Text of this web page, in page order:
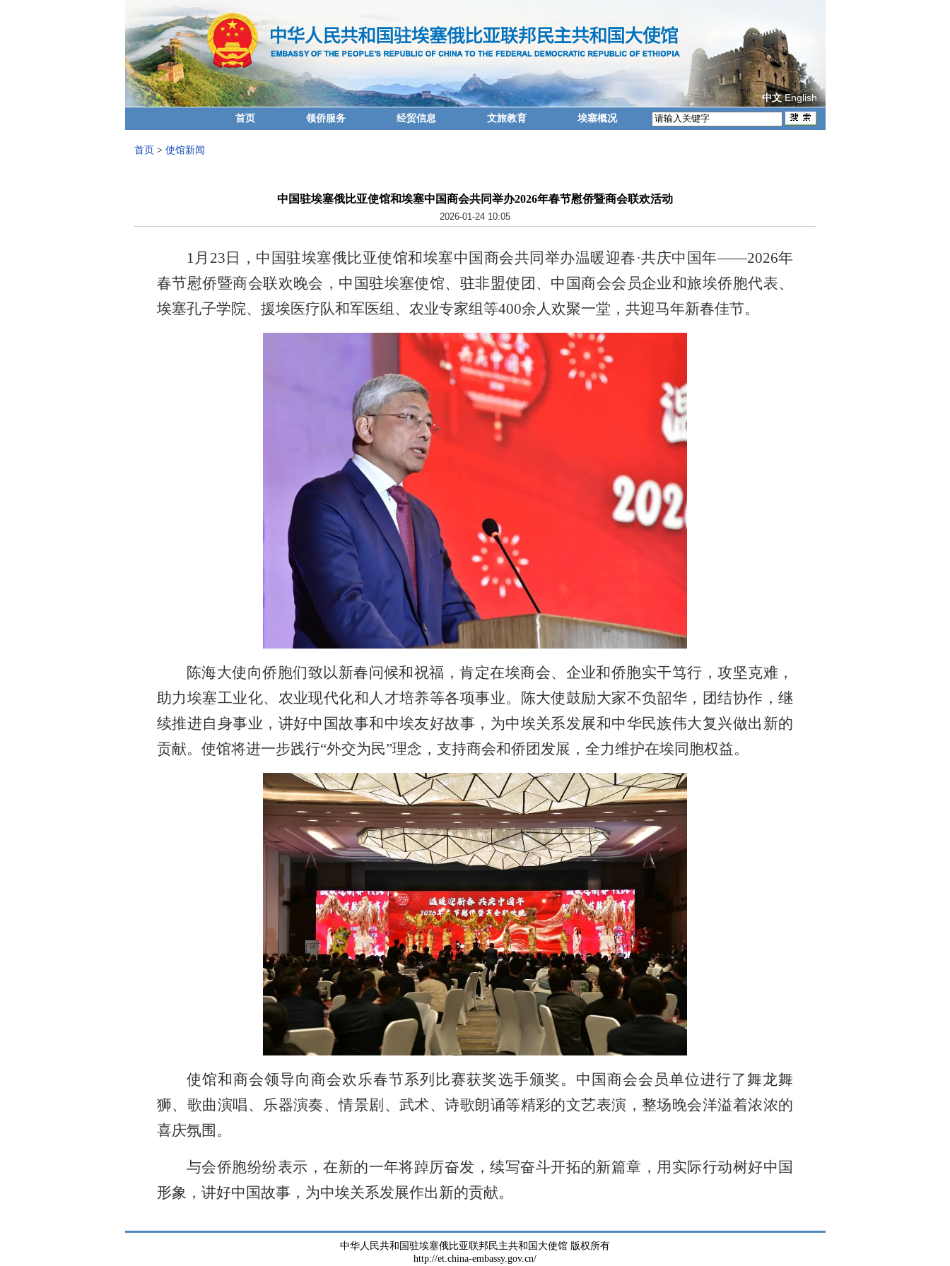
中文 English
首页 领侨服务 经贸信息 文旅教育 埃塞概况
首页 > 使馆新闻
中国驻埃塞俄比亚使馆和埃塞中国商会共同举办2026年春节慰侨暨商会联欢活动
2026-01-24 10:05
1月23日，中国驻埃塞俄比亚使馆和埃塞中国商会共同举办温暖迎春·共庆中国年——2026年
春节慰侨暨商会联欢晚会，中国驻埃塞使馆、驻非盟使团、中国商会会员企业和旅埃侨胞代表、
埃塞孔子学院、援埃医疗队和军医组、农业专家组等400余人欢聚一堂，共迎马年新春佳节。
陈海大使向侨胞们致以新春问候和祝福，肯定在埃商会、企业和侨胞实干笃行，攻坚克难，
助力埃塞工业化、农业现代化和人才培养等各项事业。陈大使鼓励大家不负韶华，团结协作，继
续推进自身事业，讲好中国故事和中埃友好故事，为中埃关系发展和中华民族伟大复兴做出新的
贡献。使馆将进一步践行“外交为民”理念，支持商会和侨团发展，全力维护在埃同胞权益。
使馆和商会领导向商会欢乐春节系列比赛获奖选手颁奖。中国商会会员单位进行了舞龙舞
狮、歌曲演唱、乐器演奏、情景剧、武术、诗歌朗诵等精彩的文艺表演，整场晚会洋溢着浓浓的
喜庆氛围。
与会侨胞纷纷表示，在新的一年将踔厉奋发，续写奋斗开拓的新篇章，用实际行动树好中国
形象，讲好中国故事，为中埃关系发展作出新的贡献。
中华人民共和国驻埃塞俄比亚联邦民主共和国大使馆 版权所有
http://et.china-embassy.gov.cn/